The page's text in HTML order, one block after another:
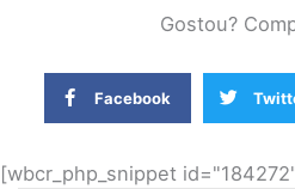
Gostou?
Facebook
[wbcr_php_snippet